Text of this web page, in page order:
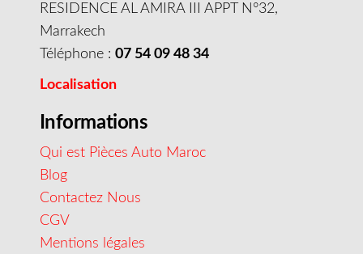
RESIDENCE AL AMIRA III APPT N°32,
Marrakech
Téléphone : 07 54 09 48 34
Localisation
Informations
Qui est Pièces Auto Maroc
Blog
Contactez Nous
CGV
Mentions légales